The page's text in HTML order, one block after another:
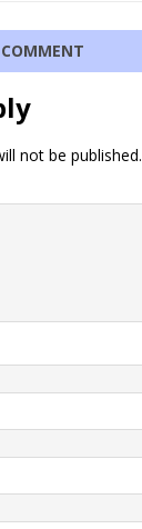
not be published.